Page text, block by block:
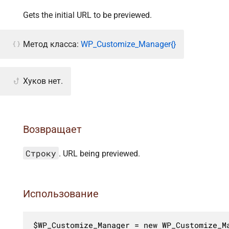
Gets the initial URL to be previewed.
Метод класса: WP_Customize_Manager{}
Хуков нет.
Возвращает
Строку . URL being previewed.
Использование
$WP_Customize_Manager = new